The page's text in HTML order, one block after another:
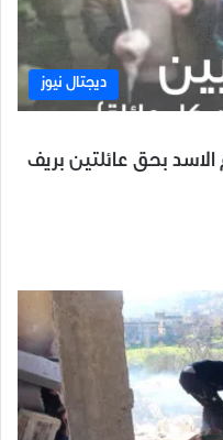
ديجتال نيوز
بحق عائلتين بريف